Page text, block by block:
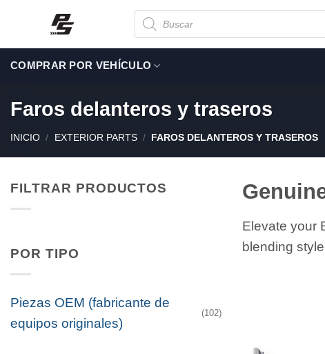
contenido
Búsqueda
de
productos
COMPRAR POR VEHÍCULO
Faros delanteros y traseros
INICIO / EXTERIOR PARTS / FAROS DELANTEROS Y TRASEROS
FILTRAR PRODUCTOS
POR TIPO
Piezas OEM (fabricante de
equipos originales)
(102)
Elevate your
blending